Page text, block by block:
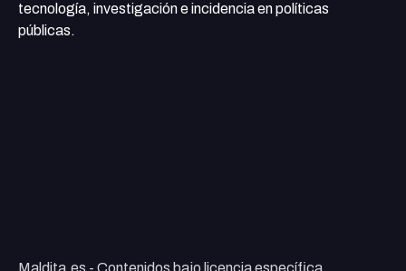
tecnología, investigación e incidencia en políticas
públicas.
Maldita.es - Contenidos bajo licencia específica